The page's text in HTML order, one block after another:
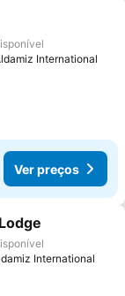
favoritos
International
Ver preços
favoritos
International